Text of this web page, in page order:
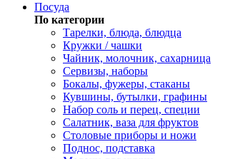
Посуда
По категории
Тарелки, блюда, блюдца
Кружки / чашки
Чайник, молочник, сахарница
Сервизы, наборы
Бокалы, фужеры, стаканы
Кувшины, бутылки, графины
Набор соль и перец, специи
Салатник, ваза для фруктов
Столовые приборы и ножи
Поднос, подставка